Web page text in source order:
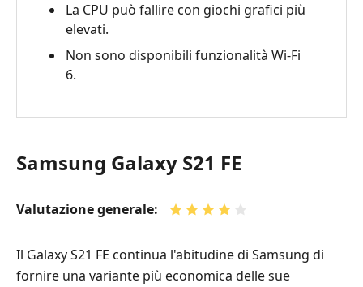
La CPU può fallire con giochi grafici più
elevati.
Non sono disponibili funzionalità Wi-Fi
6.
Samsung Galaxy S21 FE
Valutazione generale:
Il Galaxy S21 FE continua l'abitudine di Samsung di
fornire una variante più economica delle sue